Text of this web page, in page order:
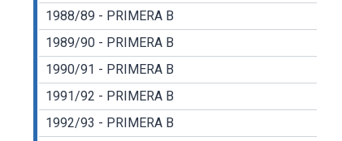
1988/89 - PRIMERA B
1989/90 - PRIMERA B
1990/91 - PRIMERA B
1991/92 - PRIMERA B
1992/93 - PRIMERA B